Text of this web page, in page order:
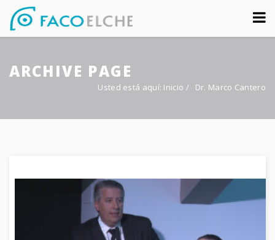
Sobre nosotros
Congreso
Contacto
ARCHIVE PAGE
Usted está aquí: Inicio / Dr. Marco Cantero